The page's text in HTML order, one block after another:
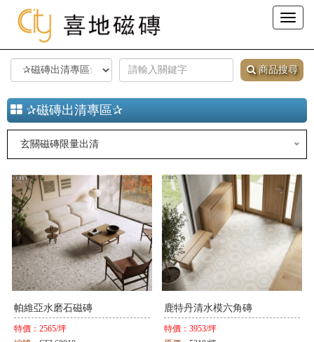
Toggle
商品搜尋
✰磁磚出清專區✰
玄關磁磚限量出清
帕維亞水磨石磁磚
特價： 2565/坪
鹿特丹清水模六角磚
特價： 3953/坪